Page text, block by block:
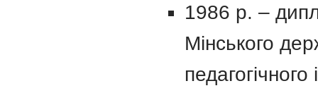
1986 р. –
Мінського
педагогічного